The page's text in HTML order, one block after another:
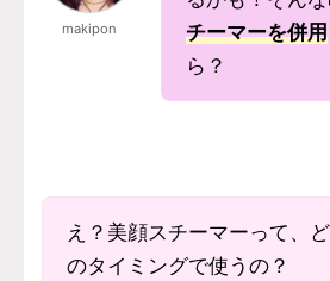
makipon
チーマーを併用
ら？
え？美顔スチーマーって、ど
のタイミングで使うの？